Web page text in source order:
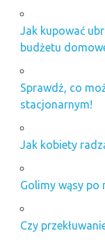
Jak kupować
budżetu
Sprawdź, co
stacjonarnym!
Jak kobiety
Golimy wąsy po
Czy